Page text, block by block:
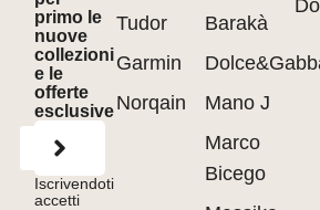
primo le
nuove
collezioni
e le
offerte
esclusive
Iscrivendoti
accetti
Tudor
Garmin
Norqain
Barakà
Mano J
Marco
Bicego